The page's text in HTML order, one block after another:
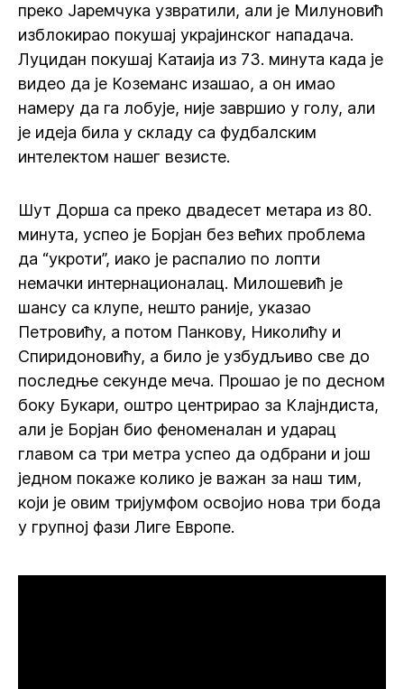
преко Јаремчука узвратили, али је Милуновић
изблокирао покушај украјинског нападача.
Луцидан покушај Катаија из 73. минута када је
видео да је Коземанс изашао, а он имао
намеру да га лобује, није завршио у голу, али
је идеја била у складу са фудбалским
интелектом нашег везисте.
Шут Дорша са преко двадесет метара из 80.
минута, успео је Борјан без већих проблема
да “укроти”, иако је распалио по лопти
немачки интернационалац. Милошевић је
шансу са клупе, нешто раније, указао
Петровићу, а потом Панкову, Николићу и
Спиридоновићу, а било је узбудљиво све до
последње секунде меча. Прошао је по десном
боку Букари, оштро центрирао за Клајндиста,
али је Борјан био феноменалан и ударац
главом са три метра успео да одбрани и још
једном покаже колико је важан за наш тим,
који је овим тријумфом освојио нова три бода
у групној фази Лиге Европе.